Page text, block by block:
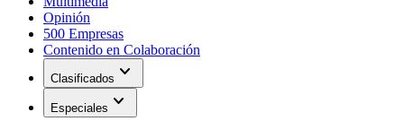
Opinión
500 Empresas
Contenido en Colaboración
Clasificados expand_more
Especiales expand_more